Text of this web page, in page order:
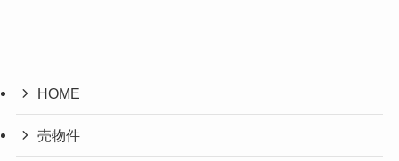
HOME
売物件